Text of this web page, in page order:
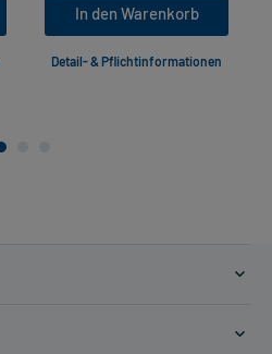
In den Warenkorb
Detail- & Pflichtinformationen